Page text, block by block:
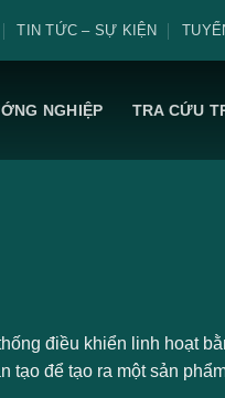
TIN TỨC – SỰ KIỆN
NGHIỆP TRA CỨU
điều khiển linh hoạt
tạo để tạo ra một sản